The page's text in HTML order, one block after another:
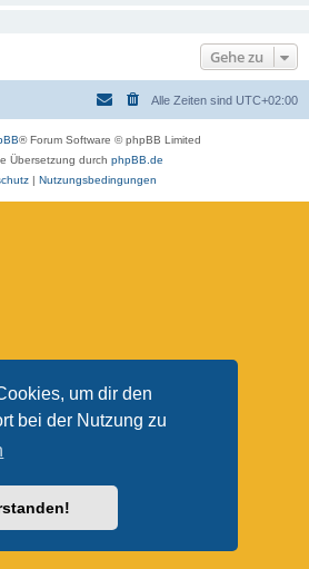
um dir den
bei der Nutzung zu
Gehe zu
Alle Zeiten sind UTC+02:00
® Forum Software © phpBB Limited
Übersetzung durch phpBB.de
| Nutzungsbedingungen